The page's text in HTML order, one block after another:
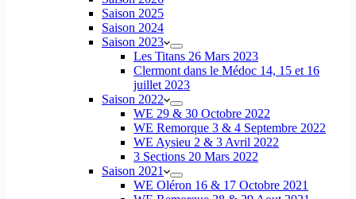
Saison 2025
Saison 2024
Saison 2023
Les Titans 26 Mars 2023
Clermont dans le Médoc 14, 15 et 16
juillet 2023
Saison 2022
WE 29 & 30 Octobre 2022
WE Remorque 3 & 4 Septembre 2022
WE Aysieu 2 & 3 Avril 2022
3 Sections 20 Mars 2022
Saison 2021
WE Oléron 16 & 17 Octobre 2021